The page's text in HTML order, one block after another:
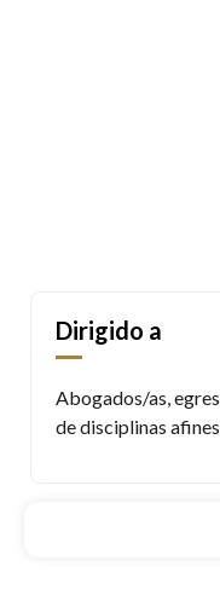
Dirigido a
Abogados/as,
de disciplinas